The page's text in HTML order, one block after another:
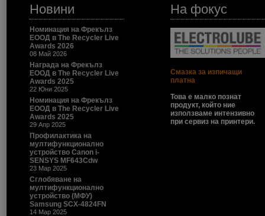
Новини
Номинация на Фрекълз
ЕООД в The Recycler Live
Awards 2026
08 Май 2026
Награда на Фрекълз
ЕООД в The Recycler Live
Awards 2025
22 Юни 2025
Номинация на Фрекълз
ЕООД в The Recycler Live
Awards 2025
29 Апр 2025
Профилактика на
мултифункционално
устройство Canon i-
SENSYS MF643Cdw
23 Мар 2025
Сглобяване на
мултифункционално
устройство (МФУ)
Samsung SCX-4824FN
14 Мар 2025
На фокус
Смазка за изпичащи
платна
Това е малко познат
продукт, който ние
използваме интензивно
при сервиз на принтери.